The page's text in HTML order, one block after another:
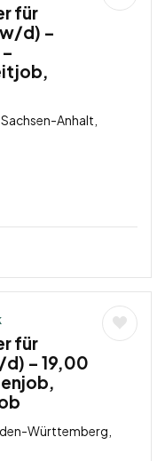
für
d) –
Anhalt,
für
– 19,00
Württemberg,